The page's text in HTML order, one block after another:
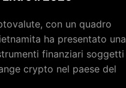
con un quadro
ha presentato una
finanziari soggetti
crypto nel paese del